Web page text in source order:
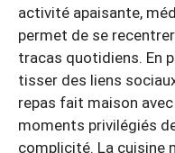
activité apaisante,
permet de se
tracas quotidiens. En
tisser des liens
repas fait maison
moments privilégiés
complicité. La cuisine